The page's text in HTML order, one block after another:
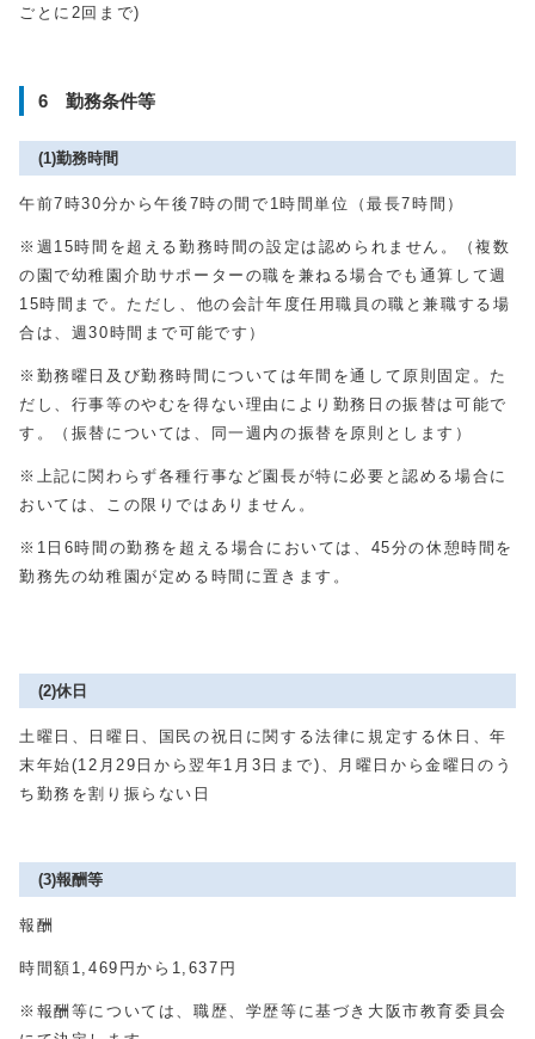
ごとに2回まで)
6 勤務条件等
(1)勤務時間
午前7時30分から午後7時の間で1時間単位（最長7時間）
※週15時間を超える勤務時間の設定は認められません。（複数
の園で幼稚園介助サポーターの職を兼ねる場合でも通算して週
15時間まで。ただし、他の会計年度任用職員の職と兼職する場
合は、週30時間まで可能です）
※勤務曜日及び勤務時間については年間を通して原則固定。た
だし、行事等のやむを得ない理由により勤務日の振替は可能で
す。（振替については、同一週内の振替を原則とします）
※上記に関わらず各種行事など園長が特に必要と認める場合に
おいては、この限りではありません。
※1日6時間の勤務を超える場合においては、45分の休憩時間を
勤務先の幼稚園が定める時間に置きます。
(2)休日
土曜日、日曜日、国民の祝日に関する法律に規定する休日、年
末年始(12月29日から翌年1月3日まで)、月曜日から金曜日のう
ち勤務を割り振らない日
(3)報酬等
報酬
時間額1,469円から1,637円
※報酬等については、職歴、学歴等に基づき大阪市教育委員会